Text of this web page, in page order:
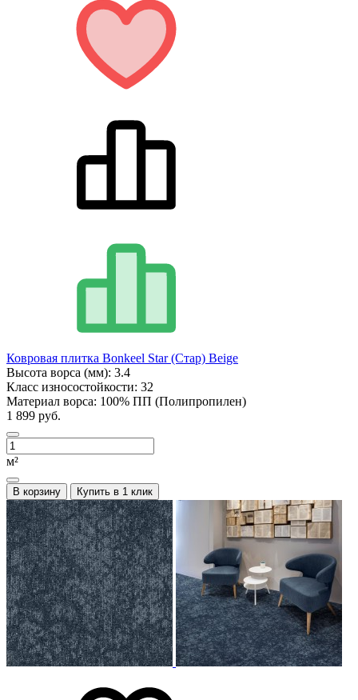
Ковровая плитка Bonkeel Star (Стар) Beige
Высота ворса (мм): 3.4
Класс износостойкости: 32
Материал ворса: 100% ПП (Полипропилен)
1 899 руб.
м²
В корзину Купить в 1 клик